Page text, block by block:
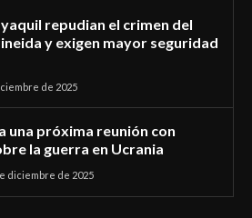
repudian el crimen del
y exigen mayor seguridad
de 2025
una próxima reunión con
la guerra en Ucrania
diciembre de 2025